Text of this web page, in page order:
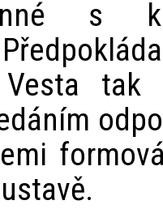
s
tak